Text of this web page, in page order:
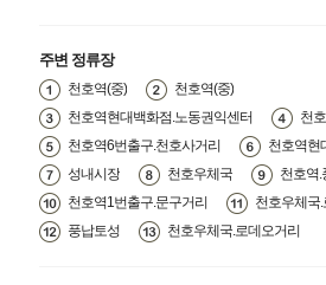
주변 정류장
천호역(중)
천호역(중)
천호역현대백화점.노동권익센터
천
천호역6번출구.천호사거리
천호역현
성내시장
천호우체국
천호역.
천호역1번출구.문구거리
천호우체국.
풍납토성
천호우체국.로데오거리